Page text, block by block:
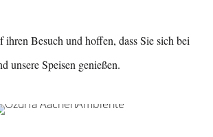
ihren Besuch und hoffen, dass Sie sich bei
unsere Speisen genießen.